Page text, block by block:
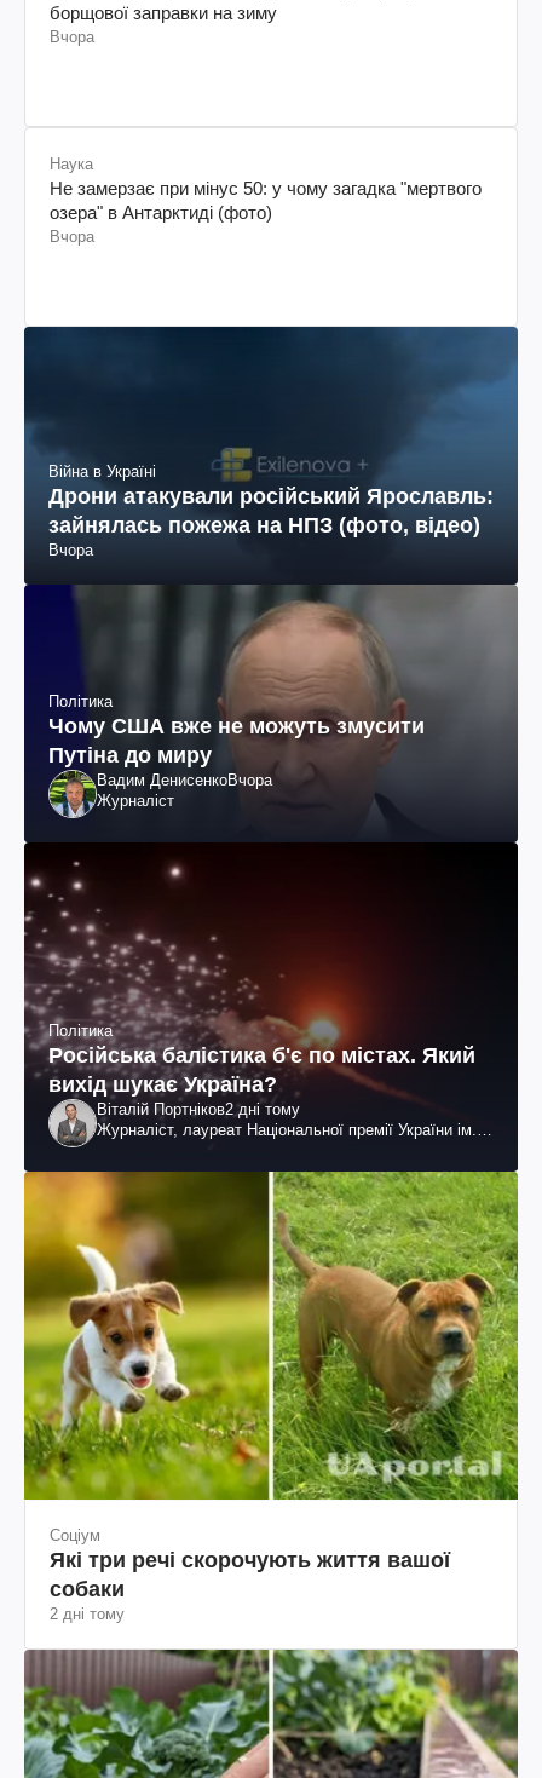
борщової заправки на зиму
Вчора
Наука
Не замерзає при мінус 50: у чому загадка "мертвого
озера" в Антарктиді (фото)
Вчора
Війна в Україні
Дрони атакували російський Ярославль:
зайнялась пожежа на НПЗ (фото, відео)
Вчора
Політика
Чому США вже не можуть змусити
Путіна до миру
Вадим ДенисенкоВчора
Журналіст
Політика
Російська балістика б'є по містах. Який
вихід шукає Україна?
Віталій Портніков2 дні тому
Журналіст, лауреат Національної премії України ім.
Соціум
Які три речі скорочують життя вашої
собаки
2 дні тому